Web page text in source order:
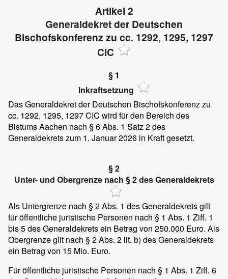
Artikel 2
Generaldekret der Deutschen
Bischofskonferenz zu cc. 1292, 1295, 1297
CIC
§ 1
Inkraftsetzung
Das Generaldekret der Deutschen Bischofskonferenz zu
cc. 1292, 1295, 1297 CIC wird für den Bereich des
Bistums Aachen nach § 6 Abs. 1 Satz 2 des
Generaldekrets zum 1. Januar 2026 in Kraft gesetzt.
§ 2
Unter- und Obergrenze nach § 2 des Generaldekrets
Als Untergrenze nach § 2 Abs. 1 des Generaldekrets gilt
für öffentliche juristische Personen nach § 1 Abs. 1 Ziff. 1
bis 5 des Generaldekrets ein Betrag von 250.000 Euro. Als
Obergrenze gilt nach § 2 Abs. 2 lit. b) des Generaldekrets
ein Betrag von 15 Mio. Euro.
Für öffentliche juristische Personen nach § 1 Abs. 1 Ziff. 6